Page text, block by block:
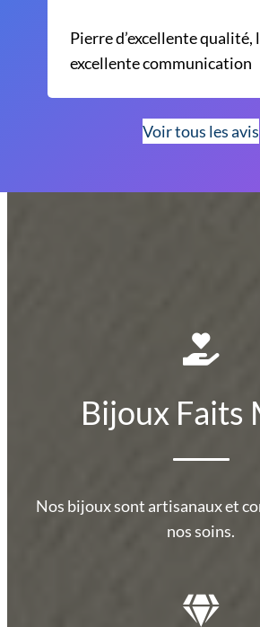
Pierre d’excellente
excellente communication
Voir tous les avis
Bijoux Faits
Nos bijoux sont artisanaux et
nos soins.